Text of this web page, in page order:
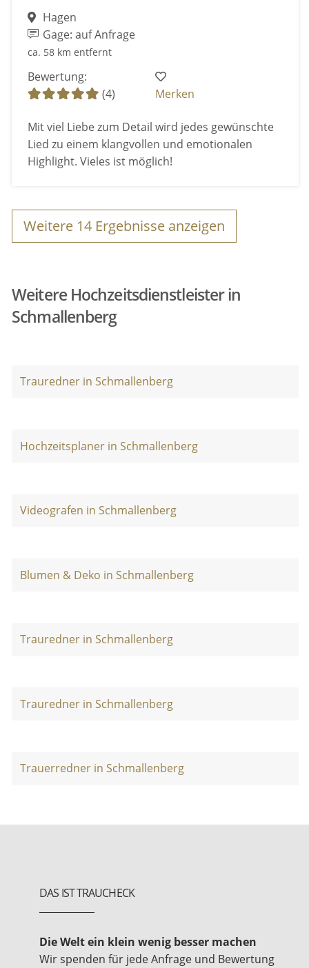
Hagen
Gage: auf Anfrage
ca. 58 km entfernt
Bewertung:
(4)
Merken
Mit viel Liebe zum Detail wird jedes gewünschte
Lied zu einem klangvollen und emotionalen
Highlight. Vieles ist möglich!
Weitere 14 Ergebnisse anzeigen
Weitere Hochzeitsdienstleister in
Schmallenberg
Trauredner in Schmallenberg
Hochzeitsplaner in Schmallenberg
Videografen in Schmallenberg
Blumen & Deko in Schmallenberg
Trauredner in Schmallenberg
Trauredner in Schmallenberg
Trauerredner in Schmallenberg
DAS IST TRAUCHECK
Die Welt ein klein wenig besser machen
Wir spenden für jede Anfrage und Bewertung